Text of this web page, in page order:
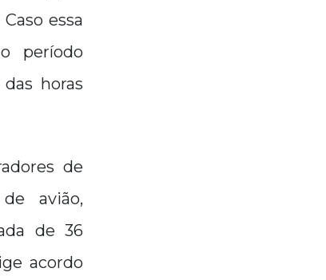
essa
período
horas
de
avião,
de 36
acordo